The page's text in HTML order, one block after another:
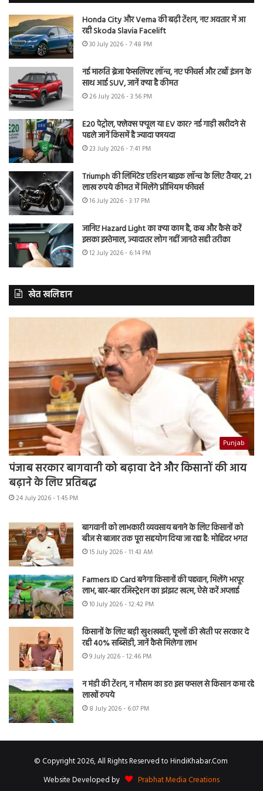
Honda City और Verna की बढ़ी टेंशन, नए अवतार में आ
रही Skoda Slavia Facelift
30 July 2026 - 7:48 PM
नई मारुति ब्रेजा फेसलिफ्ट लॉन्च, नए फीचर्स और टर्बो इंजन के
साथ आई SUV, जानें क्या है कीमत
26 July 2026 - 3:56 PM
E20 पेट्रोल, फ्लेक्स फ्यूल या EV कार? नई गाड़ी खरीदने से
पहले जानें किसमें है ज्यादा फायदा
23 July 2026 - 7:41 PM
Triumph की लिमिटेड एडिशन बाइक लॉन्च के लिए तैयार, 21
लाख रुपये कीमत में मिलेंगे प्रीमियम फीचर्स
16 July 2026 - 3:17 PM
जानिए Hazard Light का क्या काम है, कब और कैसे करें
इसका इस्तेमाल, ज्यादातर लोग नहीं जानते सही तरीका
12 July 2026 - 6:14 PM
खेत खलिहान
Punjab
पंजाब सरकार बागवानी को बढ़ावा देने और किसानों की आय
बढ़ाने के लिए प्रतिबद्ध
24 July 2026 - 1:45 PM
बागवानी को लाभकारी व्यवसाय बनाने के लिए किसानों को
बीज से बाजार तक पूरा सहयोग दिया जा रहा है: मोहिंदर भगत
15 July 2026 - 11:43 AM
Farmers ID Card बनेगा किसानों की पहचान, मिलेंगे भरपूर
लाभ, बार-बार रजिस्ट्रेशन का झंझट खत्म, ऐसे करें अप्लाई
10 July 2026 - 12:42 PM
किसानों के लिए बड़ी खुशखबरी, फूलों की खेती पर सरकार दे
रही 40% सब्सिडी, जानें कैसे मिलेगा लाभ
9 July 2026 - 12:46 PM
न मंडी की टेंशन, न मौसम का डर! इस फसल से किसान कमा रहे
लाखों रुपये
8 July 2026 - 6:07 PM
© Copyright 2026, All Rights Reserved to HindiKhabar.Com
Website Developed by
Prabhat Media Creations